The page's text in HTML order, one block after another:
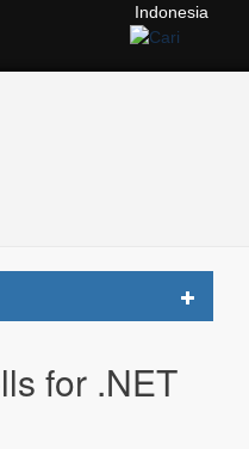
Indonesia
Toggle
for .NET